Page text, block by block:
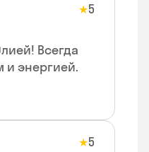
★5
Всегда
и энергией.
★5